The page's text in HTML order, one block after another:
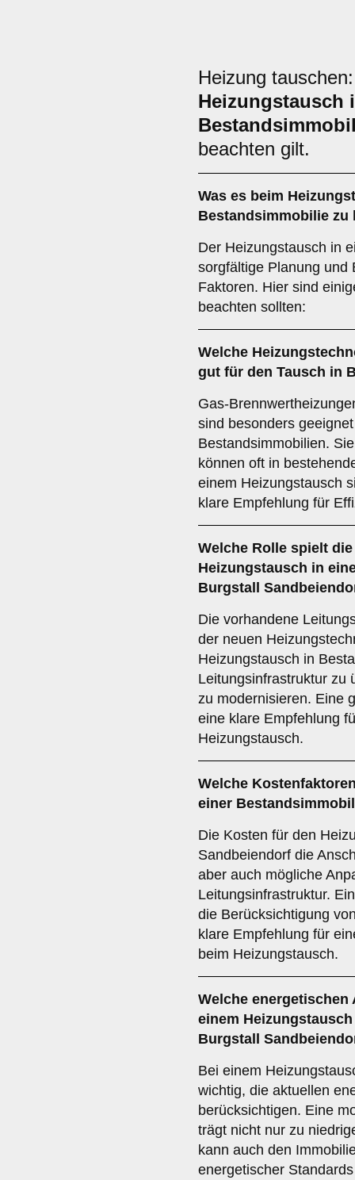
Heizung
Heizungstausch
beachten gilt.
Was es beim
Bestandsimmobilie zu
Der Heizungstausch in
sorgfältige Planung und
Faktoren. Hier sind
beachten sollten:
Welche
gut für den Tausch in
Gas-
sind besonders
Bestandsimmobilien.
können oft in
einem Heizungstausch
klare Empfehlung für
Welche Rolle spielt
Heizungstausch in
Burgstall
Die vorhandene
der neuen
Heizungstausch in
Leitungsinfrastruktur zu
zu modernisieren. Eine
eine klare Empfehlung
Heizungstausch.
Welche
einer
Die Kosten für den
Sandbeiendorf die
aber auch mögliche
Leitungsinfrastruktur.
die Berücksichtigung
klare Empfehlung für
beim Heizungstausch.
Welche energetischen
einem
Burgstall
Bei einem
wichtig, die aktuellen
berücksichtigen. Eine
trägt nicht nur zu
kann auch den
energetischer